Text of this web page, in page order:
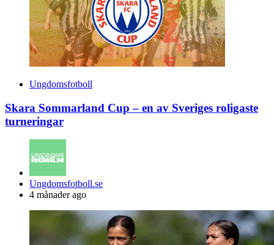
Ungdomsfotboll
Skara Sommarland Cup – en av Sveriges roligaste
turneringar
Posted
by
Ungdomsfotboll.se
4 månader ago